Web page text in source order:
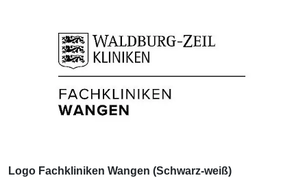
Logo Fachkliniken Wangen (Schwarz-weiß)